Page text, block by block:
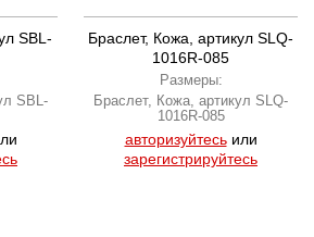
SBL-
SBL-
Браслет, Кожа, артикул SLQ-
1016R-085
Размеры:
Браслет, Кожа, артикул SLQ-
1016R-085
авторизуйтесьили
зарегистрируйтесь